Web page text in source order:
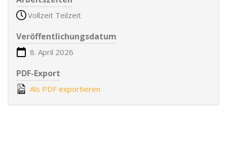
Vollzeit Teilzeit
Veröffentlichungsdatum
8. April 2026
PDF-Export
Als PDF exportieren